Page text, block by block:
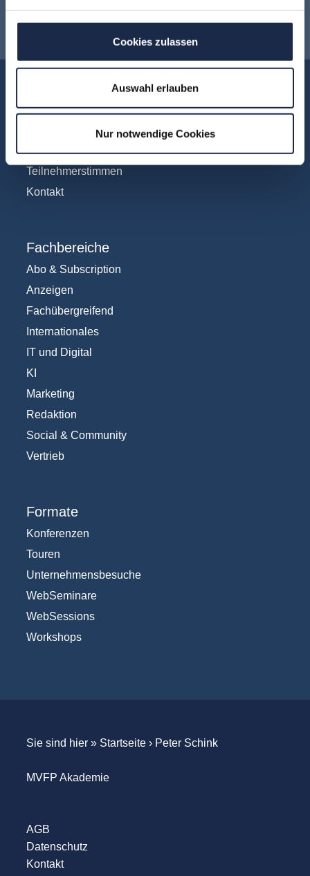
Cookies zulassen
Auswahl erlauben
Nur notwendige Cookies
Newsletter anmelden!
Über uns
Unsere Experten
Teilnehmerstimmen
Kontakt
Fachbereiche
Abo & Subscription
Anzeigen
Fachübergreifend
Internationales
IT und Digital
KI
Marketing
Redaktion
Social & Community
Vertrieb
Formate
Konferenzen
Touren
Unternehmensbesuche
WebSeminare
WebSessions
Workshops
Sie sind hier » Startseite› Peter Schink
MVFP Akademie
AGB
Datenschutz
Kontakt